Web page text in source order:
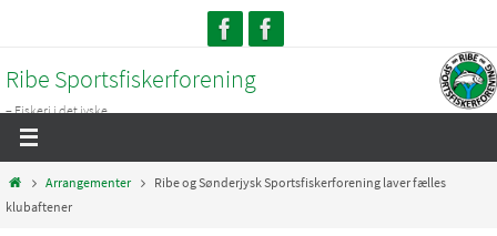
content
Ribe Sportsfiskerforening
– Fiskeri i det jyske...
HomeArrangementer
Ribe og Sønderjysk Sportsfiskerforening laver fælles
klubaftener